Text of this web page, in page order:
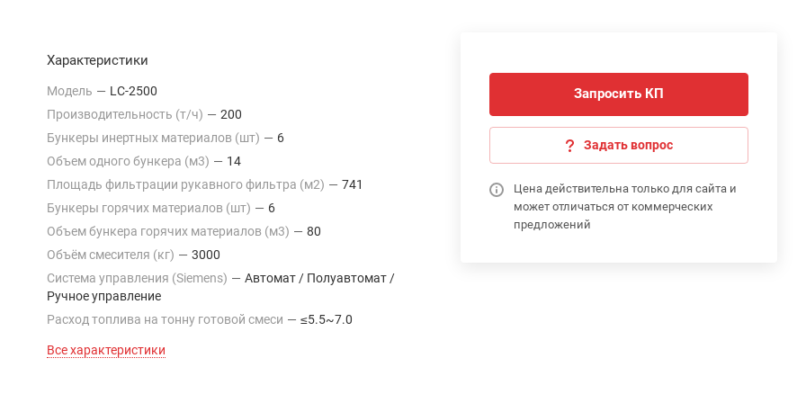
Запросить КП
Задать вопрос
Цена действительна только для сайта и
может отличаться от коммерческих
предложений
Характеристики
Модель — LC-2500
Производительность (т/ч) — 200
Бункеры инертных материалов (шт) — 6
Объем одного бункера (м3) — 14
Площадь фильтрации рукавного фильтра (м2) — 741
Бункеры горячих материалов (шт) — 6
Объем бункера горячих материалов (м3) — 80
Объём смесителя (кг) — 3000
Система управления (Siemens) — Автомат / Полуавтомат /
Ручное управление
Расход топлива на тонну готовой смеси — ≤5.5~7.0
Все характеристики